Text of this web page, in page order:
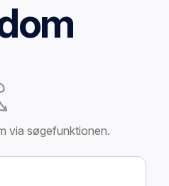
via søgefunktionen.